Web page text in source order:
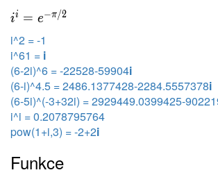
ii = e−π/2
i^2 = -1
i^61 = i
(6-2i)^6 = -22528-59904i
(6-i)^4.5 = 2486.1377428-2284.5557378i
(6-5i)^(-3+32i) = 2929449.0399425-
i^i = 0.2078795764
pow(1+i,3) = -2+2i
Funkce